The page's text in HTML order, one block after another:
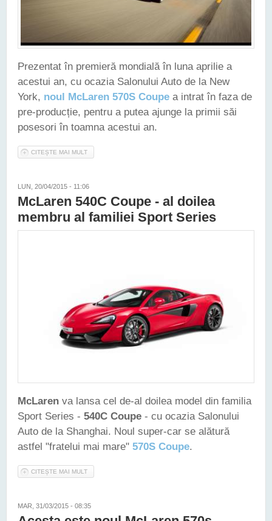
Prezentat în premieră mondială în luna aprilie a
acestui an, cu ocazia Salonului Auto de la New
York, noul McLaren 570S Coupe a intrat în faza de
pre-producție, pentru a putea ajunge la primii săi
posesori în toamna acestui an.
CITEȘTE MAI MULT
LUN, 20/04/2015 - 11:06
McLaren 540C Coupe - al doilea
membru al familiei Sport Series
McLaren va lansa cel de-al doilea model din familia
Sport Series - 540C Coupe - cu ocazia Salonului
Auto de la Shanghai. Noul super-car se alătură
astfel "fratelui mai mare" 570S Coupe.
CITEȘTE MAI MULT
MAR, 31/03/2015 - 08:35